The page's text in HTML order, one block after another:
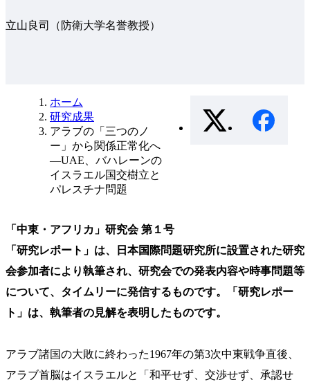
立山良司（防衛大学名誉教授）
ホーム
研究成果
アラブの「三つのノ
ー」から関係正常化へ
—UAE、バハレーンの
イスラエル国交樹立と
パレスチナ問題
「中東・アフリカ」研究会 第１号
「研究レポート」は、日本国際問題研究所に設置された研究
会参加者により執筆され、研究会での発表内容や時事問題等
について、タイムリーに発信するものです。「研究レポー
ト」は、執筆者の見解を表明したものです。
アラブ諸国の大敗に終わった1967年の第3次中東戦争直後、
アラブ首脳はイスラエルと「和平せず、交渉せず、承認せ